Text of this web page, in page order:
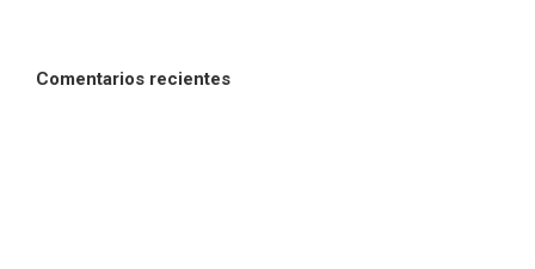
Comentarios recientes